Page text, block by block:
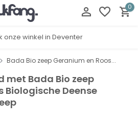
0
onze winkel in Deventer
Bada Bio zeep Geranium en Roos...
Bada Bio zeep
Biologische Deense